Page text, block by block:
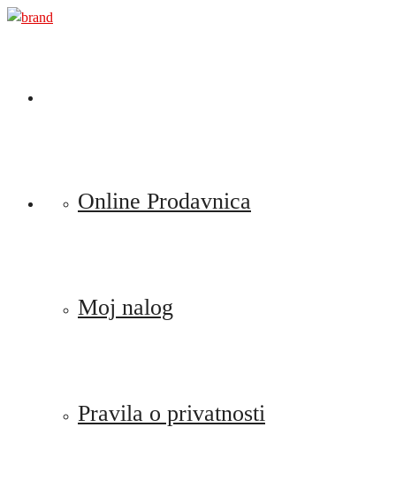
Preskoči
Online Prodavnica
Moj nalog
Pravila o privatnosti